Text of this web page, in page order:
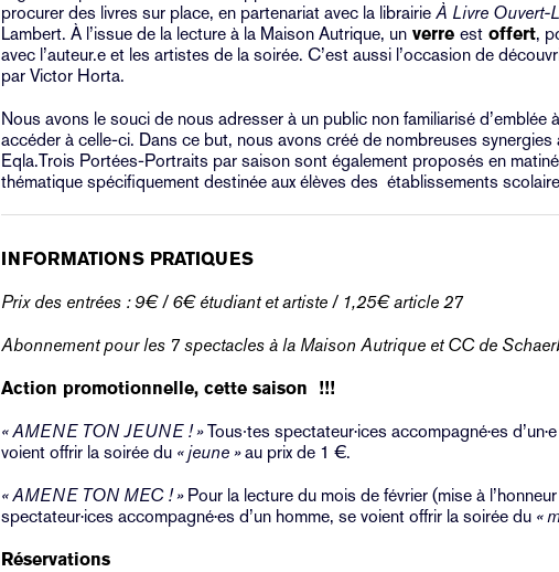
procurer des livres sur place, en partenariat avec la librairieÀ Livre Ouvert-
Lambert. À l’issue de la lecture à la Maison Autrique, un verreest offert,
avec l’auteur.e et les artistes de la soirée. C’est aussi l’occasion de
par Victor Horta.
Nous avons le souci de nous adresser à un public non familiarisé d’emblée
accéder à celle-ci. Dans ce but, nous avons créé de nombreuses
Eqla.Trois Portées-Portraits par saison sont également proposés en
thématique spécifiquement destinée aux élèves des établissements
INFORMATIONS PRATIQUES
Prix des entrées : 9€ / 6€ étudiant et artiste / 1,25€ article 27
Abonnement pour les 7 spectacles à la Maison Autrique et CC de
Action promotionnelle, cette saison !!!
« AMENE TON JEUNE ! »Tous∙tes spectateur·ices accompagné·es
voient offrir la soirée du « jeune »au prix de 1 €.
« AMENE TON MEC ! »Pour la lecture du mois de février (mise à
spectateur·ices accompagné·es d’un homme, se voient offrir la soirée du «
Réservations